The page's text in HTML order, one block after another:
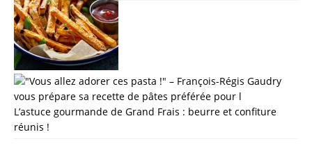
L’astuce gourmande de Grand Frais : beurre et confiture
réunis !